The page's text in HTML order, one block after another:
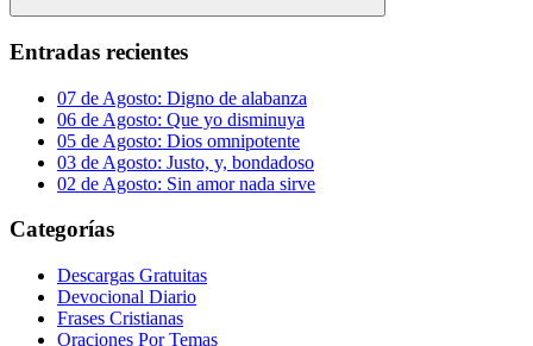
Buscar
Entradas recientes
07 de Agosto: Digno de alabanza
06 de Agosto: Que yo disminuya
05 de Agosto: Dios omnipotente
03 de Agosto: Justo, y, bondadoso
02 de Agosto: Sin amor nada sirve
Categorías
Descargas Gratuitas
Devocional Diario
Frases Cristianas
Oraciones Por Temas